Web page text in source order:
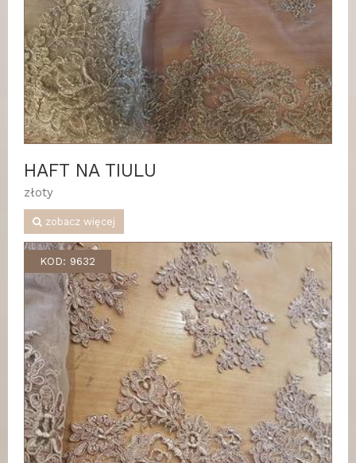
HAFT NA TIULU
złoty
zobacz więcej
KOD: 9632